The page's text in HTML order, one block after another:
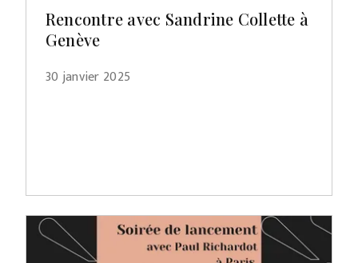
Rencontre avec Sandrine Collette à
Genève
30 janvier 2025